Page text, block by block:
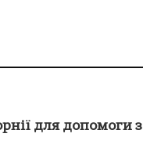
для допомоги з